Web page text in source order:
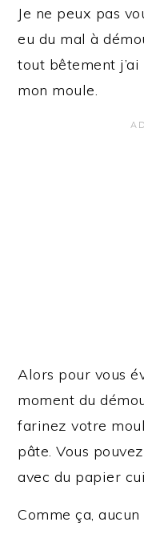
Je ne peux pas
eu du mal à
tout bêtement
mon moule.
Alors pour vous
moment du
farinez votre
pâte. Vous
avec du papier
Comme ça, aucun